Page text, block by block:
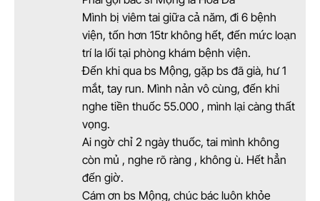
Mình bị viêm tai giữa cả năm, đi 6 bệnh
viện, tốn hơn 15tr không hết, đến mức loạn
trí la lối tại phòng khám bệnh viện.
Đến khi qua bs Mộng, gặp bs đã già, hư 1
mắt, tay run. Mình nản vô cùng, đến khi
nghe tiền thuốc 55.000 , mình lại càng thất
vọng.
Ai ngờ chỉ 2 ngày thuốc, tai mình không
còn mủ , nghe rõ ràng , không ù. Hết hẳn
đến giờ.
Cám ơn bs Mộng, chúc bác luôn khỏe